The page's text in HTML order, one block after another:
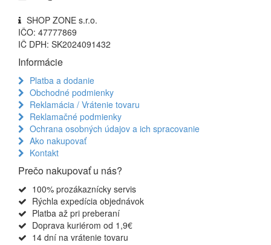
SHOP ZONE s.r.o.
IČO: 47777869
IČ DPH: SK2024091432
Informácie
Platba a dodanie
Obchodné podmienky
Reklamácia / Vrátenie tovaru
Reklamačné podmienky
Ochrana osobných údajov a ich spracovanie
Ako nakupovať
Kontakt
Prečo nakupovať u nás?
100% prozákaznícky servis
Rýchla expedícia objednávok
Platba až pri preberaní
Doprava kuriérom od 1,9€
14 dní na vrátenie tovaru